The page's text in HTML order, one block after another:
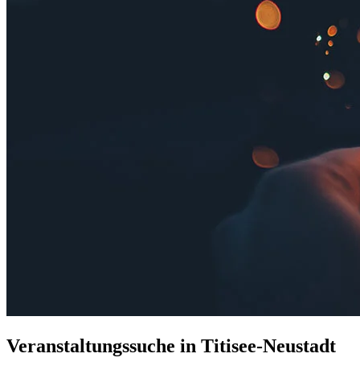
Veranstaltungssuche in Titisee-Neustadt